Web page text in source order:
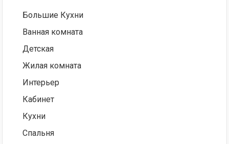
Большие Кухни
Ванная комната
Детская
Жилая комната
Интерьер
Кабинет
Кухни
Спальня